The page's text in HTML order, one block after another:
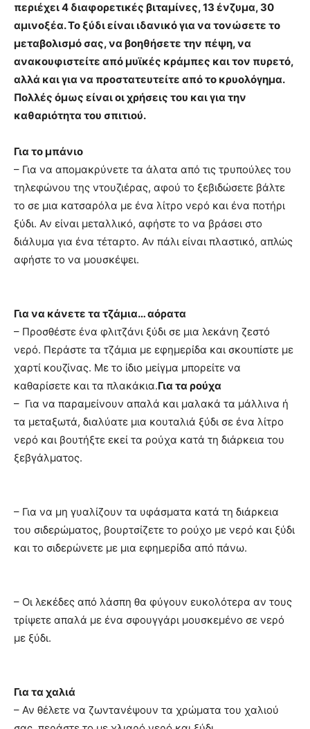
περιέχει 4 διαφορετικές βιταμίνες, 13 ένζυμα, 30
αμινοξέα. Το ξύδι είναι ιδανικό για να τονώσετε το
μεταβολισμό σας, να βοηθήσετε την πέψη, να
ανακουφιστείτε από μυϊκές κράμπες και τον πυρετό,
αλλά και για να προστατευτείτε από το κρυολόγημα.
Πολλές όμως είναι οι χρήσεις του και για την
καθαριότητα του σπιτιού.
Για το μπάνιο
– Για να απομακρύνετε τα άλατα από τις τρυπούλες του
τηλεφώνου της ντουζιέρας, αφού το ξεβιδώσετε βάλτε
το σε μια κατσαρόλα με ένα λίτρο νερό και ένα ποτήρι
ξύδι. Αν είναι μεταλλικό, αφήστε το να βράσει στο
διάλυμα για ένα τέταρτο. Αν πάλι είναι πλαστικό, απλώς
αφήστε το να μουσκέψει.
Για να κάνετε τα τζάμια… αόρατα
– Προσθέστε ένα φλιτζάνι ξύδι σε μια λεκάνη ζεστό
νερό. Περάστε τα τζάμια με εφημερίδα και σκουπίστε με
χαρτί κουζίνας. Με το ίδιο μείγμα μπορείτε να
καθαρίσετε και τα πλακάκια.Για τα ρούχα
– Για να παραμείνουν απαλά και μαλακά τα μάλλινα ή
τα μεταξωτά, διαλύατε μια κουταλιά ξύδι σε ένα λίτρο
νερό και βουτήξτε εκεί τα ρούχα κατά τη διάρκεια του
ξεβγάλματος.
– Για να μη γυαλίζουν τα υφάσματα κατά τη διάρκεια
του σιδερώματος, βουρτσίζετε το ρούχο με νερό και ξύδι
και το σιδερώνετε με μια εφημερίδα από πάνω.
– Οι λεκέδες από λάσπη θα φύγουν ευκολότερα αν τους
τρίψετε απαλά με ένα σφουγγάρι μουσκεμένο σε νερό
με ξύδι.
Για τα χαλιά
– Αν θέλετε να ζωντανέψουν τα χρώματα του χαλιού